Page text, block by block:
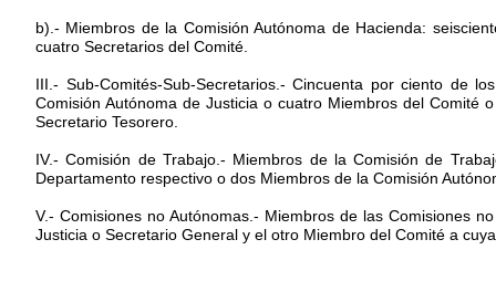
b).- Miembros de la Comisión Autónoma de Hacienda:
cuatro Secretarios del Comité.
III.- Sub-Comités-Sub-Secretarios.- Cincuenta por ciento de
Comisión Autónoma de Justicia o cuatro Miembros del Comité
Secretario Tesorero.
IV.- Comisión de Trabajo.- Miembros de la Comisión de
Departamento respectivo o dos Miembros de la Comisión
V.- Comisiones no Autónomas.- Miembros de las Comisiones
Justicia o Secretario General y el otro Miembro del Comité a